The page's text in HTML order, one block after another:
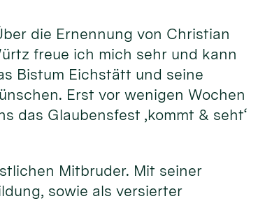
die Ernennung von Christian
freue ich mich sehr und kann
Bistum Eichstätt und seine
Erst vor wenigen Wochen
das Glaubensfest ‚kommt & seht‘
Mitbruder. Mit seiner
sowie als versierter